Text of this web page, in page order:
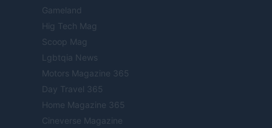
Gameland
Hig Tech Mag
Scoop Mag
Lgbtqia News
Motors Magazine 365
Day Travel 365
Home Magazine 365
Cineverse Magazine